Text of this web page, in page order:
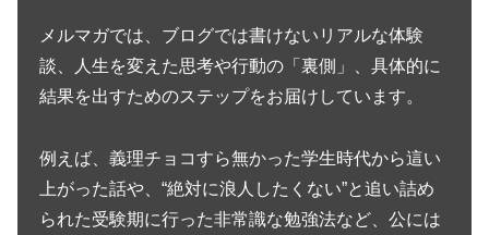
メルマガでは、ブログでは書けないリアルな体験
談、人生を変えた思考や行動の「裏側」、具体的に
結果を出すためのステップをお届けしています。
例えば、義理チョコすら無かった学生時代から這い
上がった話や、“絶対に浪人したくない”と追い詰め
られた受験期に行った非常識な勉強法など、公には